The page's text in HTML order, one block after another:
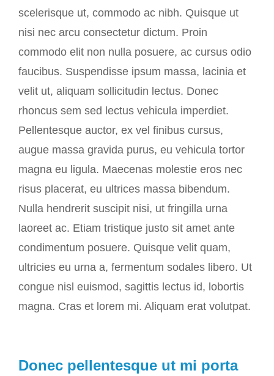
scelerisque ut, commodo ac nibh. Quisque ut
nisi nec arcu consectetur dictum. Proin
commodo elit non nulla posuere, ac cursus odio
faucibus. Suspendisse ipsum massa, lacinia et
velit ut, aliquam sollicitudin lectus. Donec
rhoncus sem sed lectus vehicula imperdiet.
Pellentesque auctor, ex vel finibus cursus,
augue massa gravida purus, eu vehicula tortor
magna eu ligula. Maecenas molestie eros nec
risus placerat, eu ultrices massa bibendum.
Nulla hendrerit suscipit nisi, ut fringilla urna
laoreet ac. Etiam tristique justo sit amet ante
condimentum posuere. Quisque velit quam,
ultricies eu urna a, fermentum sodales libero. Ut
congue nisl euismod, sagittis lectus id, lobortis
magna. Cras et lorem mi. Aliquam erat volutpat.
Donec pellentesque ut mi porta